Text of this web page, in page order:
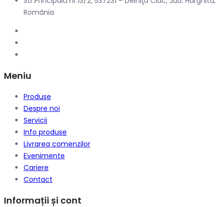
România
Meniu
Produse
Despre noi
Servicii
Info produse
Livrarea comenzilor
Evenimente
Cariere
Contact
Informații și cont